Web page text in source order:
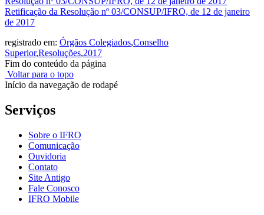
Retificação da Resolução nº 03/CONSUP/IFRO, de 12 de janeiro
de 2017
registrado em: Órgãos Colegiados,Conselho
Superior,Resoluções,2017
Fim do conteúdo da página
Voltar para o topo
Início da navegação de rodapé
Serviços
Sobre o IFRO
Comunicação
Ouvidoria
Contato
Site Antigo
Fale Conosco
IFRO Mobile